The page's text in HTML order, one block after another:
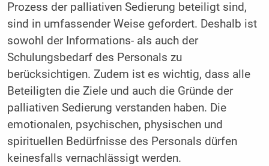
Prozess der palliativen Sedierung beteiligt sind,
sind in umfassender Weise gefordert. Deshalb ist
sowohl der Informations- als auch der
Schulungsbedarf des Personals zu
berücksichtigen. Zudem ist es wichtig, dass alle
Beteiligten die Ziele und auch die Gründe der
palliativen Sedierung verstanden haben. Die
emotionalen, psychischen, physischen und
spirituellen Bedürfnisse des Personals dürfen
keinesfalls vernachlässigt werden.